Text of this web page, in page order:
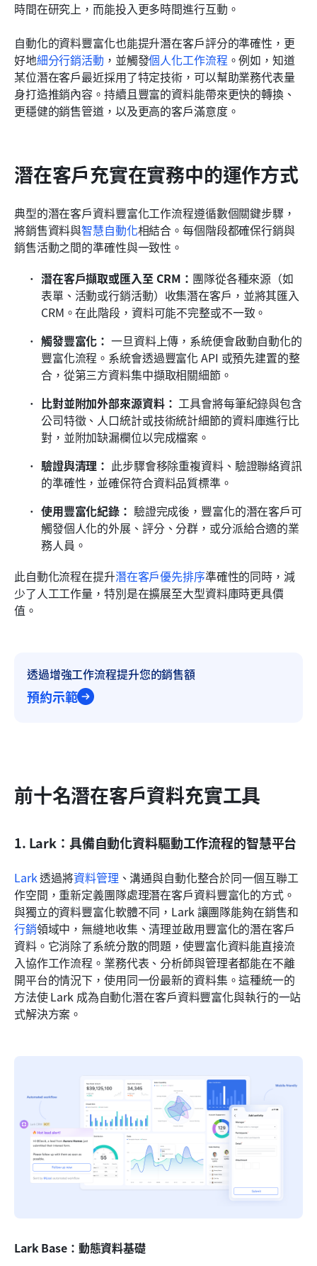
時間在研究上，而能投入更多時間進行互動。
自動化的資料豐富化也能提升潛在客戶評分的準確性，更
好地細分行銷活動 ，並觸發個人化工作流程 。例如，知道
某位潛在客戶最近採用了特定技術，可以幫助業務代表量
身打造推銷內容。持續且豐富的資料能帶來更快的轉換、
更穩健的銷售管道，以及更高的客戶滿意度。
潛在客戶充實在實務中的運作方式
典型的潛在客戶資料豐富化工作流程遵循數個關鍵步驟，
將銷售資料與智慧自動化相結合。每個階段都確保行銷與
銷售活動之間的準確性與一致性。
潛在客戶擷取或匯入至 CRM： 團隊從各種來源（如
表單、活動或行銷活動）收集潛在客戶，並將其匯入
CRM。在此階段，資料可能不完整或不一致。
觸發豐富化： 一旦資料上傳，系統便會啟動自動化的
豐富化流程。系統會透過豐富化 API 或預先建置的整
合，從第三方資料集中擷取相關細節。
比對並附加外部來源資料： 工具會將每筆紀錄與包含
公司特徵、人口統計或技術統計細節的資料庫進行比
對，並附加缺漏欄位以完成檔案。
驗證與清理： 此步驟會移除重複資料、驗證聯絡資訊
的準確性，並確保符合資料品質標準。
使用豐富化紀錄： 驗證完成後，豐富化的潛在客戶可
觸發個人化的外展、評分、分群，或分派給合適的業
務人員。
此自動化流程在提升潛在客戶優先排序準確性的同時，減
少了人工工作量，特別是在擴展至大型資料庫時更具價
值。
透過增強工作流程提升您的銷售額
預約示範
前十名潛在客戶資料充實工具
1. Lark：具備自動化資料驅動工作流程的智慧平台
Lark 透過將資料管理 、溝通與自動化整合於同一個互聯工
作空間，重新定義團隊處理潛在客戶資料豐富化的方式。
與獨立的資料豐富化軟體不同，Lark 讓團隊能夠在銷售和
行銷領域中，無縫地收集、清理並啟用豐富化的潛在客戶
資料。它消除了系統分散的問題，使豐富化資料能直接流
入協作工作流程。業務代表、分析師與管理者都能在不離
開平台的情況下，使用同一份最新的資料集。這種統一的
方法使 Lark 成為自動化潛在客戶資料豐富化與執行的一站
式解決方案。
Lark Base：動態資料基礎